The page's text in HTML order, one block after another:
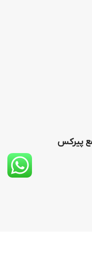
پیرکس